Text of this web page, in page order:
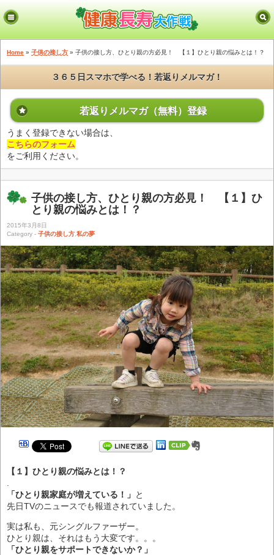
Home » 子供の接し方 » 子供の接し方、ひとり親の方必見！ 【１】ひとり親の悩みとは！？
３６５日スマホで学べる！若返りメルマガ！
若返りメルマガ（無料）登録
うまく登録できない場合は、
こちらのフォーム
をご利用ください。
子供の接し方、ひとり親の方必見！ 【１】ひ
とり親の悩みとは！？
2015年3月8日
Category - 子供の接し方 私の夢
【１】ひとり親の悩みとは！？
「ひとり親家庭が増えている！」 と
先日TVのニュースでも報道されていました。
実は私も、元シングルファーザー。
ひとり親は、それはもう大変です。。。
「ひとり親をサポートできないか？」